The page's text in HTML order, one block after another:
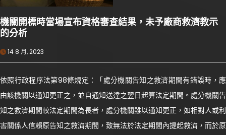
機關開標時當場宣布資格審查結果，未予廠商救濟教示
的分析
14 8 月, 2023
依照行政程序法第98條規定：「處分機關告知之救濟期間有錯誤時，應
由該機關以通知更正之，並自通知送達之翌日起算法定期間。處分機關告
知之救濟期間較法定期間為長者，處分機關雖以通知更正，如相對人或利
害關係人信賴原告知之救濟期間，致無法於法定期間內提起救濟，而於原